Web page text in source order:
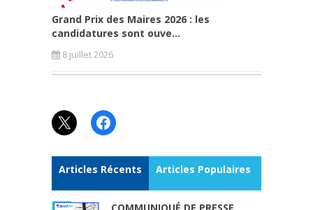
Grand Prix des Maires 2026 : les
candidatures sont ouve...
8 juillet 2026
X Facebook
Articles Récents Articles Populaires